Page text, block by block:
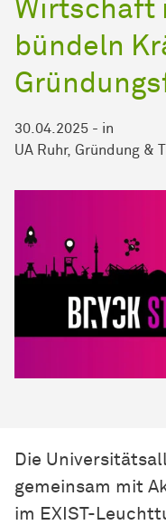
Wirtschaft
bündeln
30.04.2025 - in
UA Ruhr Gründung &
Die
gemeinsam mit
im EXIST-